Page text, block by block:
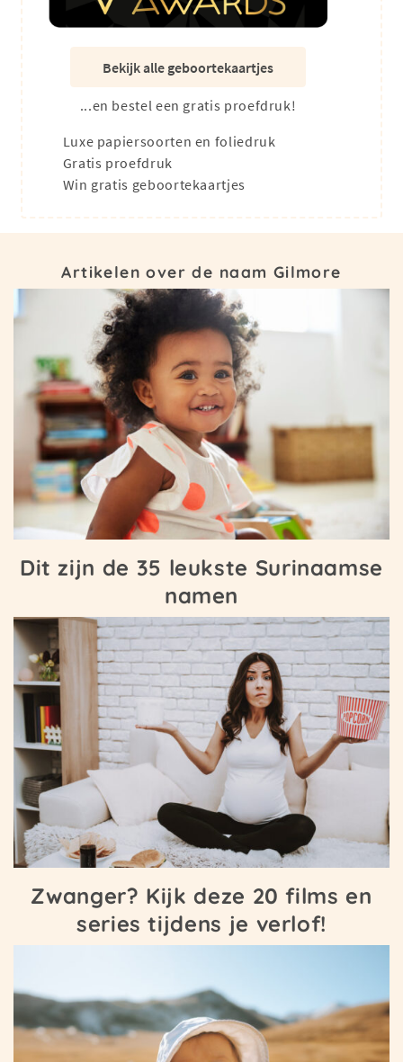
Bekijk alle geboortekaartjes
...en bestel een gratis proefdruk!
Luxe papiersoorten en foliedruk
Gratis proefdruk
Win gratis geboortekaartjes
Artikelen over de naam Gilmore
Dit zijn de 35 leukste Surinaamse
namen
Zwanger? Kijk deze 20 films en
series tijdens je verlof!